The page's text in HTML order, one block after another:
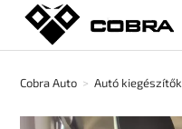
Cobra Auto > Autó kiegészítők